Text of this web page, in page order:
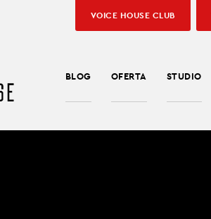
BLOG OFERTA STUDIO
VOICE HOUSE CLUB